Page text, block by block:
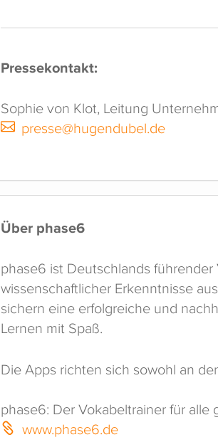
Pressekontakt:
Sophie von Klot, Leitung
presse@hugendubel.de
Über phase6
phase6 ist Deutschlands führender
wissenschaftlicher Erkenntnisse
sichern eine erfolgreiche und
Lernen mit Spaß.
Die Apps richten sich sowohl an
phase6: Der Vokabeltrainer für
www.phase6.de